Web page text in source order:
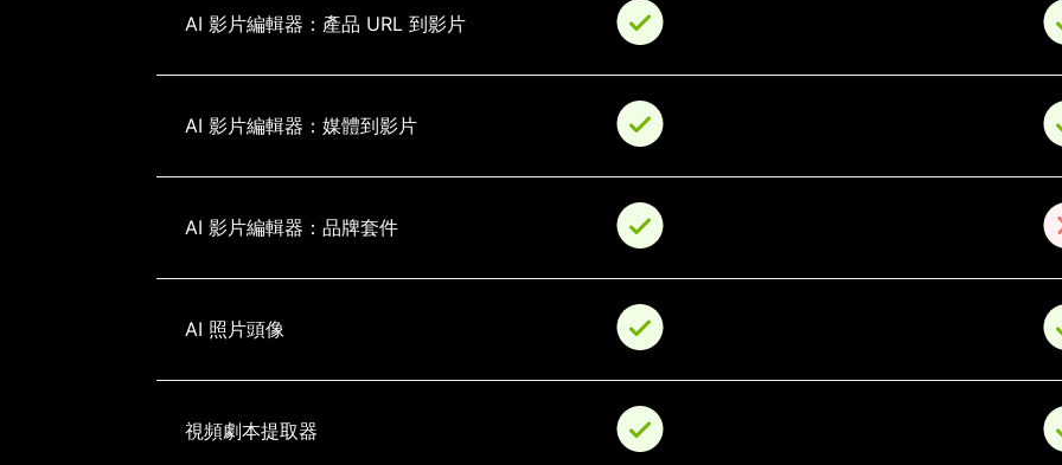
AI 影片編輯器：產品 URL 到影片
AI 影片編輯器：媒體到影片
AI 影片編輯器：品牌套件
AI 照片頭像
視頻劇本提取器